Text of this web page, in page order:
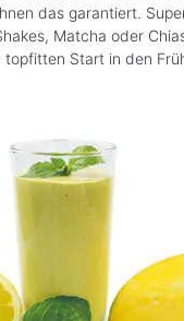
das garantiert.
Matcha oder
topfitten Start in den